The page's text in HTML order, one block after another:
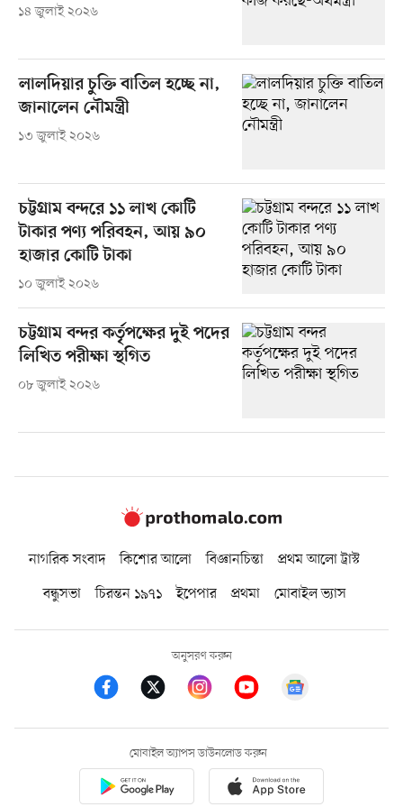
১৪ জুলাই ২০২৬
লালদিয়ার চুক্তি বাতিল হচ্ছে না,
জানালেন নৌমন্ত্রী
১৩ জুলাই ২০২৬
চট্টগ্রাম বন্দরে ১১ লাখ কোটি
টাকার পণ্য পরিবহন, আয় ৯০
হাজার কোটি টাকা
১০ জুলাই ২০২৬
চট্টগ্রাম বন্দর কর্তৃপক্ষের দুই পদের
লিখিত পরীক্ষা স্থগিত
০৮ জুলাই ২০২৬
নাগরিক সংবাদ কিশোর আলো বিজ্ঞানচিন্তা
প্রথম আলো ট্রাস্ট
বন্ধুসভা
চিরন্তন ১৯৭১ ইপেপার প্রথমা মোবাইল ভ্যাস
অনুসরণ করুন
মোবাইল অ্যাপস ডাউনলোড করুন